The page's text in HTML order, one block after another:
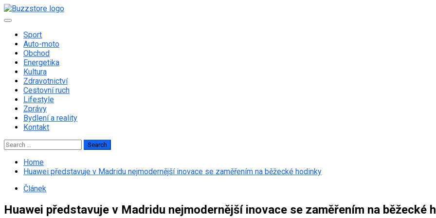
Skip
to
Primary
Sport
Auto-moto
Obchod
Energetika
Kultura
Zdravotnictví
Cestovní ruch
Lifestyle
Zprávy
Bydlení a reality
Kontakt
Search
for:
Home
Huawei představuje v Madridu nejmodernější inovace se zaměřením na běžecké hodinky
Článek
Huawei představuje v Madridu nejmodernější inovace se zaměřením na běžecké